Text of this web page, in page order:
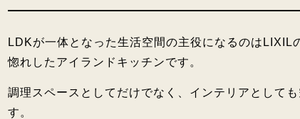
LDKが一体となった生活空間の主役になるのはLIXIL
惚れしたアイランドキッチンです。
調理スペースとしてだけでなく、インテリアとして
す。